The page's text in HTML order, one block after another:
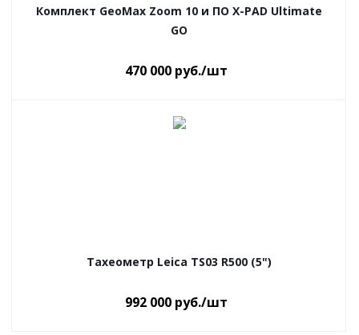
Комплект GeoMax Zoom 10 и ПО X-PAD Ultimate
GO
470 000 руб./шт
Тахеометр Leica TS03 R500 (5")
992 000 руб./шт